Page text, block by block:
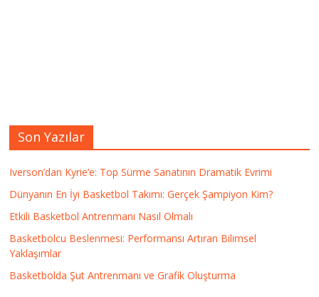
Son Yazılar
Iverson’dan Kyrie’e: Top Sürme Sanatının Dramatik Evrimi
Dünyanın En İyi Basketbol Takımı: Gerçek Şampiyon Kim?
Etkili Basketbol Antrenmanı Nasıl Olmalı
Basketbolcu Beslenmesi: Performansı Artıran Bilimsel
Yaklaşımlar
Basketbolda Şut Antrenmanı ve Grafik Oluşturma